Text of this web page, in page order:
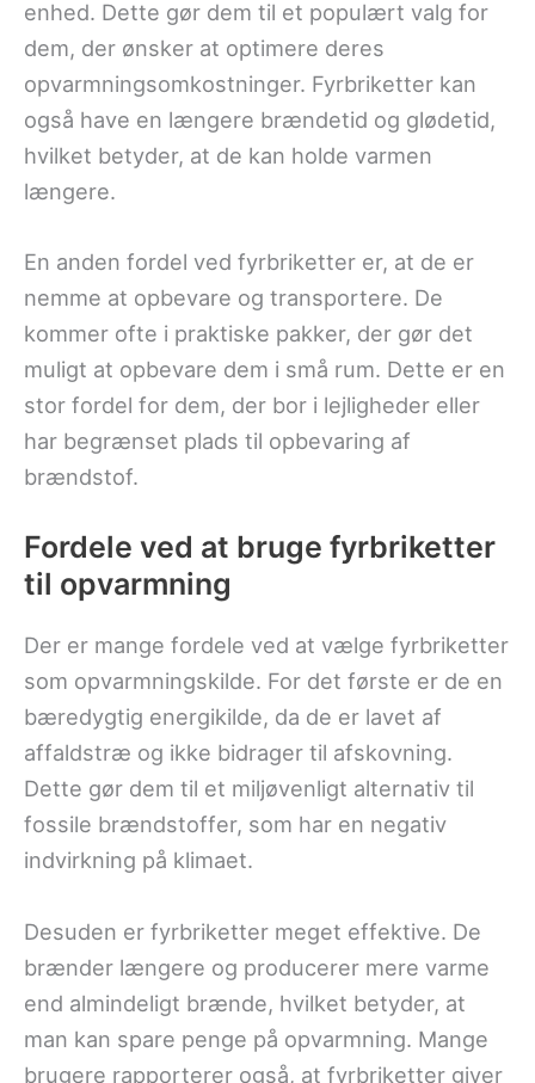
enhed. Dette gør dem til et populært valg for
dem, der ønsker at optimere deres
opvarmningsomkostninger. Fyrbriketter kan
også have en længere brændetid og glødetid,
hvilket betyder, at de kan holde varmen
længere.
En anden fordel ved fyrbriketter er, at de er
nemme at opbevare og transportere. De
kommer ofte i praktiske pakker, der gør det
muligt at opbevare dem i små rum. Dette er en
stor fordel for dem, der bor i lejligheder eller
har begrænset plads til opbevaring af
brændstof.
Fordele ved at bruge fyrbriketter
til opvarmning
Der er mange fordele ved at vælge fyrbriketter
som opvarmningskilde. For det første er de en
bæredygtig energikilde, da de er lavet af
affaldstræ og ikke bidrager til afskovning.
Dette gør dem til et miljøvenligt alternativ til
fossile brændstoffer, som har en negativ
indvirkning på klimaet.
Desuden er fyrbriketter meget effektive. De
brænder længere og producerer mere varme
end almindeligt brænde, hvilket betyder, at
man kan spare penge på opvarmning. Mange
brugere rapporterer også, at fyrbriketter giver